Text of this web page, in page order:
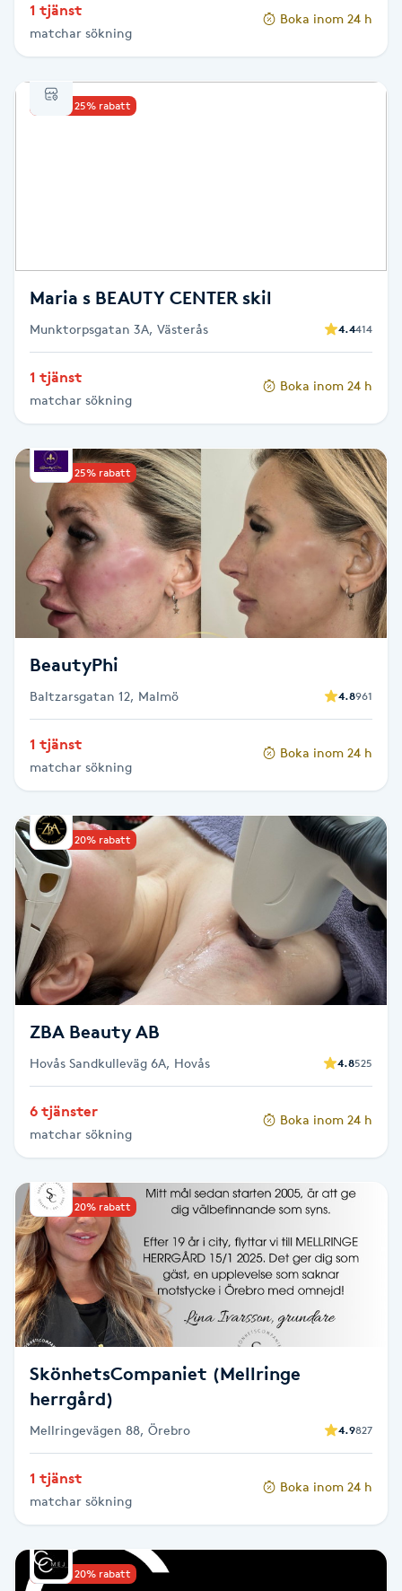
Ombre
Ombre brows
Ortopedi
Paraffinbehandling
Pedikyr
Pensionärklippning
Permanent
Permanent hårborttagning
Permanent ögonbrynsmakeup
Personal shopper
Personlig tränare
Picolaser
Piercing
Pigmentbehandling
Pigmentfläckar
Powder brows
Power Yoga
PRX-T33
Psoriasis
PT
R
Radiofrekvens
Reflexologi
1 tjänst
matchar sökning
Boka inom 24 h
Upp till 25% rabatt
Maria s BEAUTY CENTER skil
Munktorpsgatan 3A, Västerås 4.4414
1 tjänst
matchar sökning
Boka inom 24 h
Upp till 25% rabatt
BeautyPhi
Baltzarsgatan 12, Malmö 4.8961
1 tjänst
matchar sökning
Boka inom 24 h
Upp till 20% rabatt
ZBA Beauty AB
Hovås Sandkulleväg 6A, Hovås 4.8525
6 tjänster
matchar sökning
Boka inom 24 h
Upp till 20% rabatt
SkönhetsCompaniet (Mellringe
herrgård)
Mellringevägen 88, Örebro 4.9827
1 tjänst
matchar sökning
Boka inom 24 h
Upp till 20% rabatt